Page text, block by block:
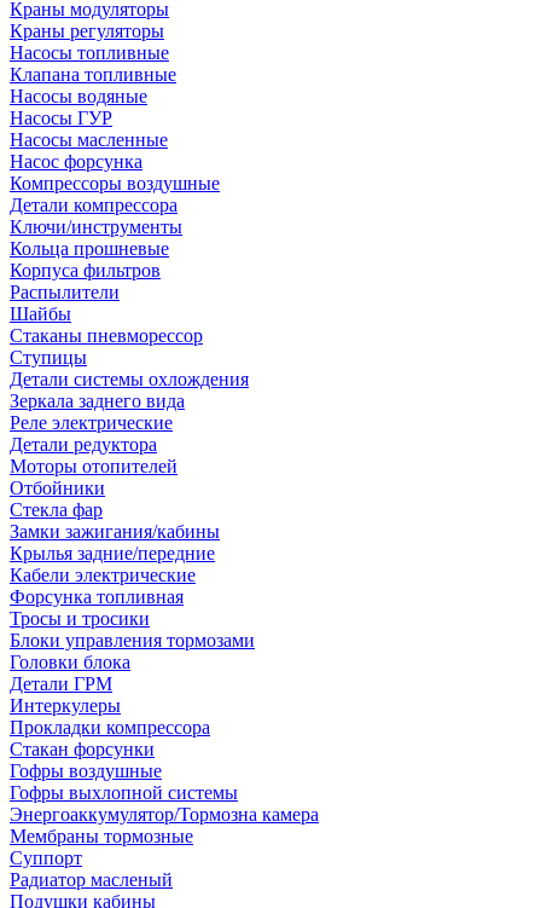
Краны модуляторы
Краны регуляторы
Насосы топливные
Клапана топливные
Насосы водяные
Насосы ГУР
Насосы масленные
Насос форсунка
Компрессоры воздушные
Детали компрессора
Ключи/инструменты
Кольца прошневые
Корпуса фильтров
Распылители
Шайбы
Стаканы пневморессор
Ступицы
Детали системы охлождения
Зеркала заднего вида
Реле электрические
Детали редуктора
Моторы отопителей
Отбойники
Стекла фар
Замки зажигания/кабины
Крылья задние/передние
Кабели электрические
Форсунка топливная
Тросы и тросики
Блоки управления тормозами
Головки блока
Детали ГРМ
Интеркулеры
Прокладки компрессора
Стакан форсунки
Гофры воздушные
Гофры выхлопной системы
Энергоаккумулятор/Тормозна камера
Мембраны тормозные
Суппорт
Радиатор масленый
Подушки кабины